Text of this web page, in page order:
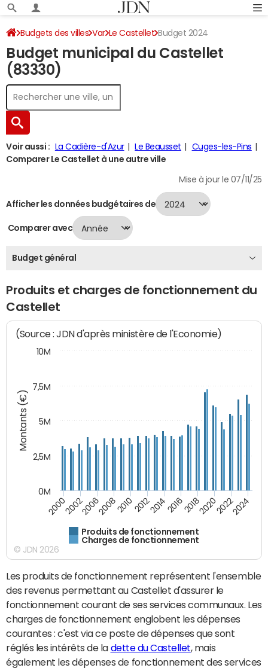
Budgets des villes Var Le Castellet Budget 2024
Budget municipal du Castellet
(83330)
Voir aussi : La Cadière-d'Azur Le Beausset
Cuges-les-Pins
Comparer Le Castellet à une autre ville
Mise à jour le 07/11/25
Afficher les données budgétaires de
Comparer avec
Budget général
Produits et charges de fonctionnement du
Castellet
Montants (€)
(Source : JDN d'après ministère de l'Economie)
Produits de fonctionnement
Charges de fonctionnement
200020022006200820102012201420162018202020222024
0M
2,5M
5M
7,5M
10M
© JDN 2026
Les produits de fonctionnement représentent l'ensemble
des revenus permettant au Castellet d'assurer le
fonctionnement courant de ses services communaux. Les
charges de fonctionnement englobent les dépenses
courantes : c'est via ce poste de dépenses que sont
réglés les intérêts de la dette du Castellet, mais
également les dépenses de fonctionnement des services